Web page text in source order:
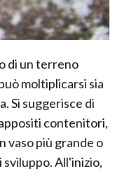
di un terreno
moltiplicarsi sia
Si suggerisce di
contenitori,
vaso più grande o
sviluppo. All'inizio,